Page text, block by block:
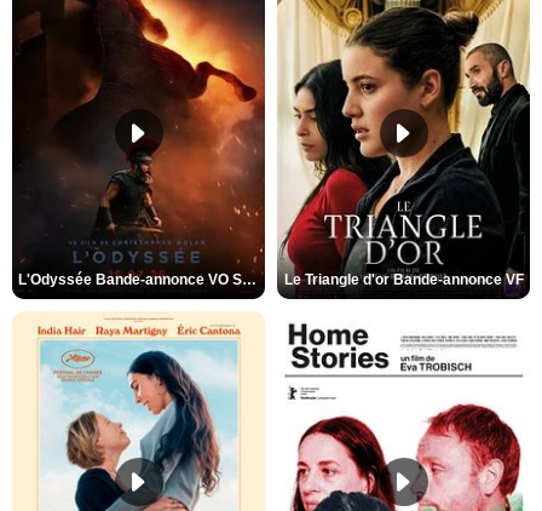
L'Odyssée Bande-annonce VO STFR Le Triangle d'or Bande-annonce VF